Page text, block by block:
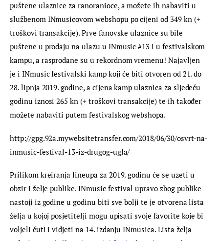
puštene ulaznice za ranoranioce, a možete ih nabaviti u
službenom INmusicovom webshopu po cijeni od 349 kn (+
troškovi transakcije). Prve fanovske ulaznice su bile
puštene u prodaju na ulazu u INmusic #13 i u festivalskom
kampu, a rasprodane su u rekordnom vremenu! Najavljen
je i INmusic festivalski kamp koji će biti otvoren od 21. do
28. lipnja 2019. godine, a cijena kamp ulaznica za sljedeću
godinu iznosi 265 kn (+ troškovi transakcije) te ih također
možete nabaviti putem festivalskog webshopa.
http://gpg.92a.mywebsitetransfer.com/2018/06/30/osvrt-na-
inmusic-festival-13-iz-drugog-ugla/
Prilikom kreiranja lineupa za 2019. godinu će se uzeti u
obzir i želje publike. INmusic festival upravo zbog publike
nastoji iz godine u godinu biti sve bolji te je otvorena lista
želja u kojoj posjetitelji mogu upisati svoje favorite koje bi
voljeli čuti i vidjeti na 14. izdanju INmusica. Lista želja